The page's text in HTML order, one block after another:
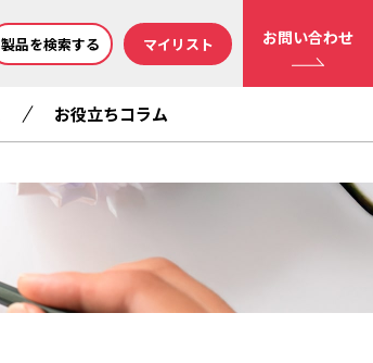
製品を検索する マイリスト お問い合わせ
お役立ちコラム